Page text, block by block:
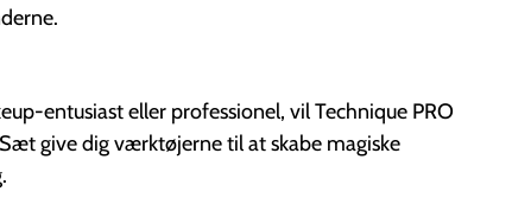
entusiast eller professionel, vil Technique PRO
give dig værktøjerne til at skabe magiske